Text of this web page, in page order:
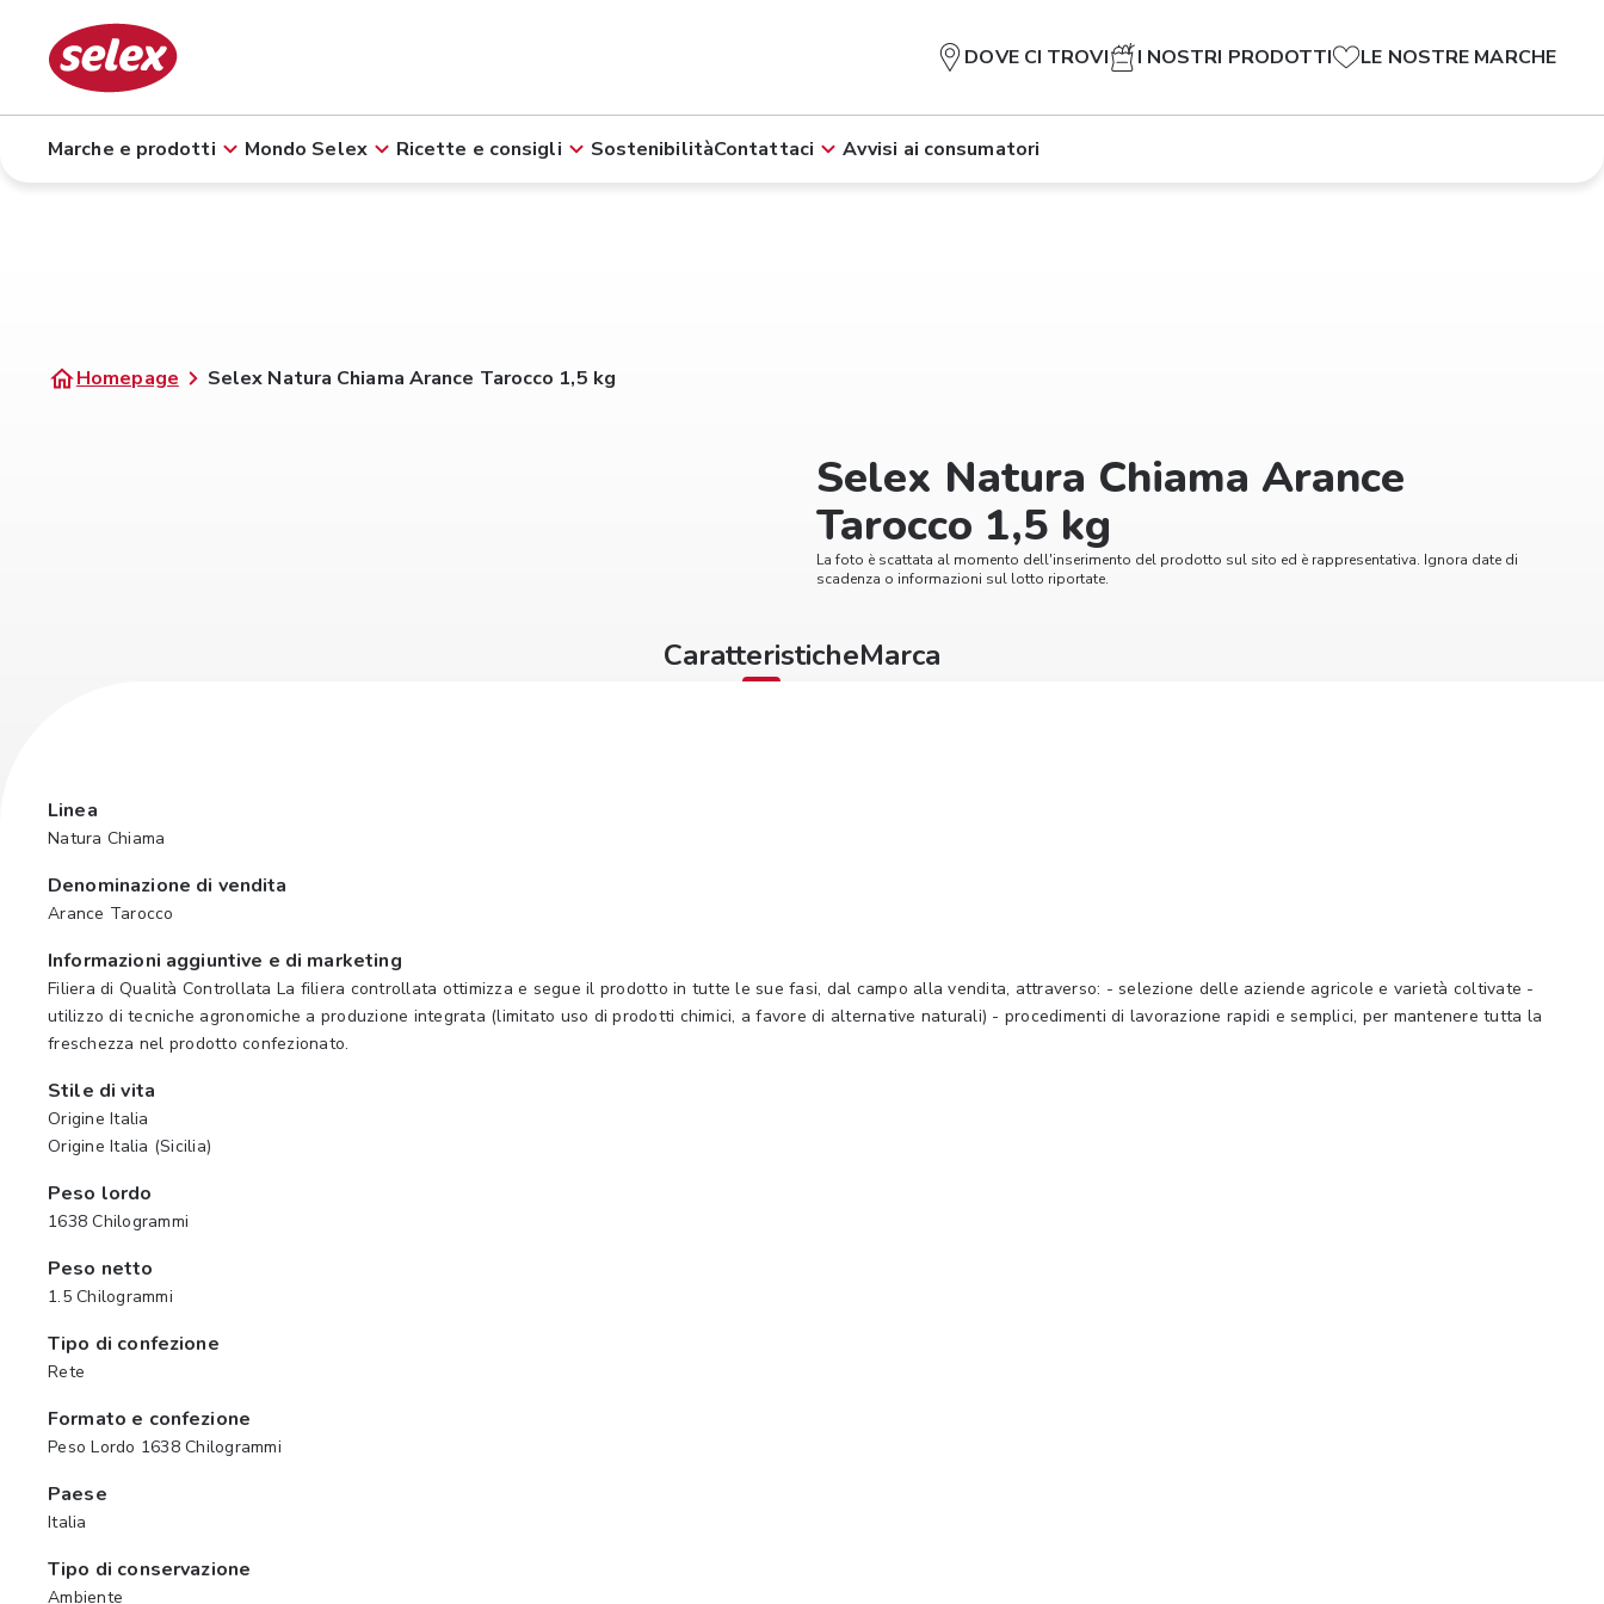
DOVE CI TROVI I NOSTRI PRODOTTI LE NOSTRE MARCHE
Marche e prodotti Mondo Selex Ricette e consigli SostenibilitàContattaci Avvisi ai consumatori
Homepage Selex Natura Chiama Arance Tarocco 1,5 kg
Selex Natura Chiama Arance
Tarocco 1,5 kg
La foto è scattata al momento dell'inserimento del prodotto sul sito ed è rappresentativa. Ignora date di
scadenza o informazioni sul lotto riportate.
CaratteristicheMarca
Linea
Natura Chiama
Denominazione di vendita
Arance Tarocco
Informazioni aggiuntive e di marketing
Filiera di Qualità Controllata La filiera controllata ottimizza e segue il prodotto in tutte le sue fasi, dal campo alla vendita, attraverso: - selezione delle aziende agricole e varietà coltivate -
utilizzo di tecniche agronomiche a produzione integrata (limitato uso di prodotti chimici, a favore di alternative naturali) - procedimenti di lavorazione rapidi e semplici, per mantenere tutta la
freschezza nel prodotto confezionato.
Stile di vita
Origine Italia
Origine Italia (Sicilia)
Peso lordo
1638 Chilogrammi
Peso netto
1.5 Chilogrammi
Tipo di confezione
Rete
Formato e confezione
Peso Lordo 1638 Chilogrammi
Paese
Italia
Tipo di conservazione
Ambiente